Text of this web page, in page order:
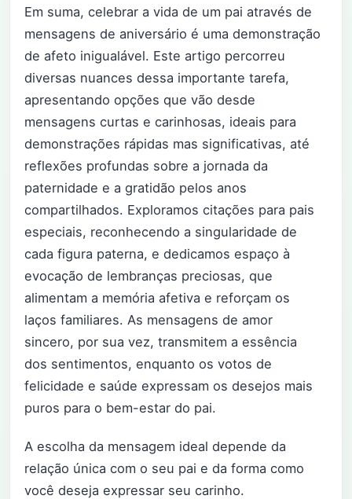
Em suma, celebrar a vida de um pai através de
mensagens de aniversário é uma demonstração
de afeto inigualável. Este artigo percorreu
diversas nuances dessa importante tarefa,
apresentando opções que vão desde
mensagens curtas e carinhosas, ideais para
demonstrações rápidas mas significativas, até
reflexões profundas sobre a jornada da
paternidade e a gratidão pelos anos
compartilhados. Exploramos citações para pais
especiais, reconhecendo a singularidade de
cada figura paterna, e dedicamos espaço à
evocação de lembranças preciosas, que
alimentam a memória afetiva e reforçam os
laços familiares. As mensagens de amor
sincero, por sua vez, transmitem a essência
dos sentimentos, enquanto os votos de
felicidade e saúde expressam os desejos mais
puros para o bem-estar do pai.
A escolha da mensagem ideal depende da
relação única com o seu pai e da forma como
você deseja expressar seu carinho.